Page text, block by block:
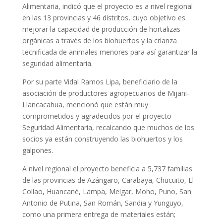
Alimentaria, indicó que el proyecto es a nivel regional
en las 13 provincias y 46 distritos, cuyo objetivo es
mejorar la capacidad de producción de hortalizas
orgánicas a través de los biohuertos y la crianza
tecnificada de animales menores para así garantizar la
seguridad alimentaria.
Por su parte Vidal Ramos Lipa, beneficiario de la
asociación de productores agropecuarios de Mijani-
Llancacahua, mencionó que están muy
comprometidos y agradecidos por el proyecto
Seguridad Alimentaria, recalcando que muchos de los
socios ya están construyendo las biohuertos y los
galpones.
A nivel regional el proyecto beneficia a 5,737 familias
de las provincias de Azángaro, Carabaya, Chucuito, El
Collao, Huancané, Lampa, Melgar, Moho, Puno, San
Antonio de Putina, San Román, Sandia y Yunguyo,
como una primera entrega de materiales están;